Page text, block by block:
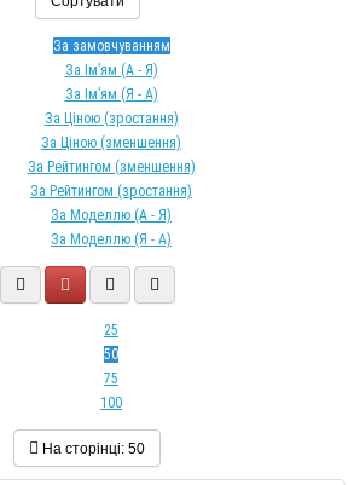
За замовчуванням
За Ім’ям (A - Я)
За Ім’ям (Я - A)
За Ціною (зростання)
За Ціною (зменшення)
За Рейтингом (зменшення)
За Рейтингом (зростання)
За Моделлю (A - Я)
За Моделлю (Я - A)
25
50
75
100
На сторінці: 50